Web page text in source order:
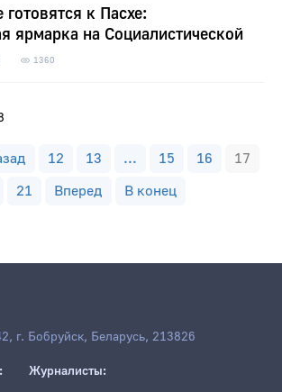
к Пасхе:
ярмарка на Социалистической
1360
12 13 ... 15 16
17
21 Вперед В конец
г. Бобруйск, Беларусь, 213826
Журналисты: